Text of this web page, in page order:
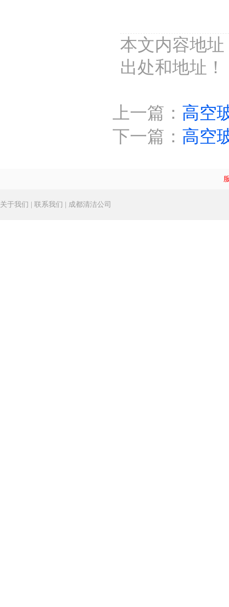
本文内容地址
出处和地址！
上一篇： 高空
下一篇： 高空
关于我们 联系我们 成都清洁公司